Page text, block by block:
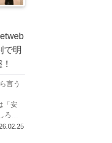
で明
言う
「安
警
ての投